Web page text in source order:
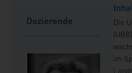
Dozierende
Die
im